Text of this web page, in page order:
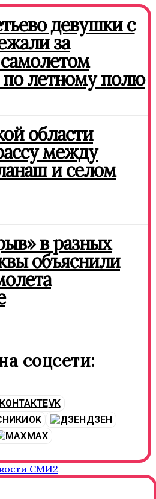
девушки с
за
по летному полю
области
между
и селом
в разных
объяснили
соцсети:
VK
OK
ДЗЕН
MAX
СМИ2